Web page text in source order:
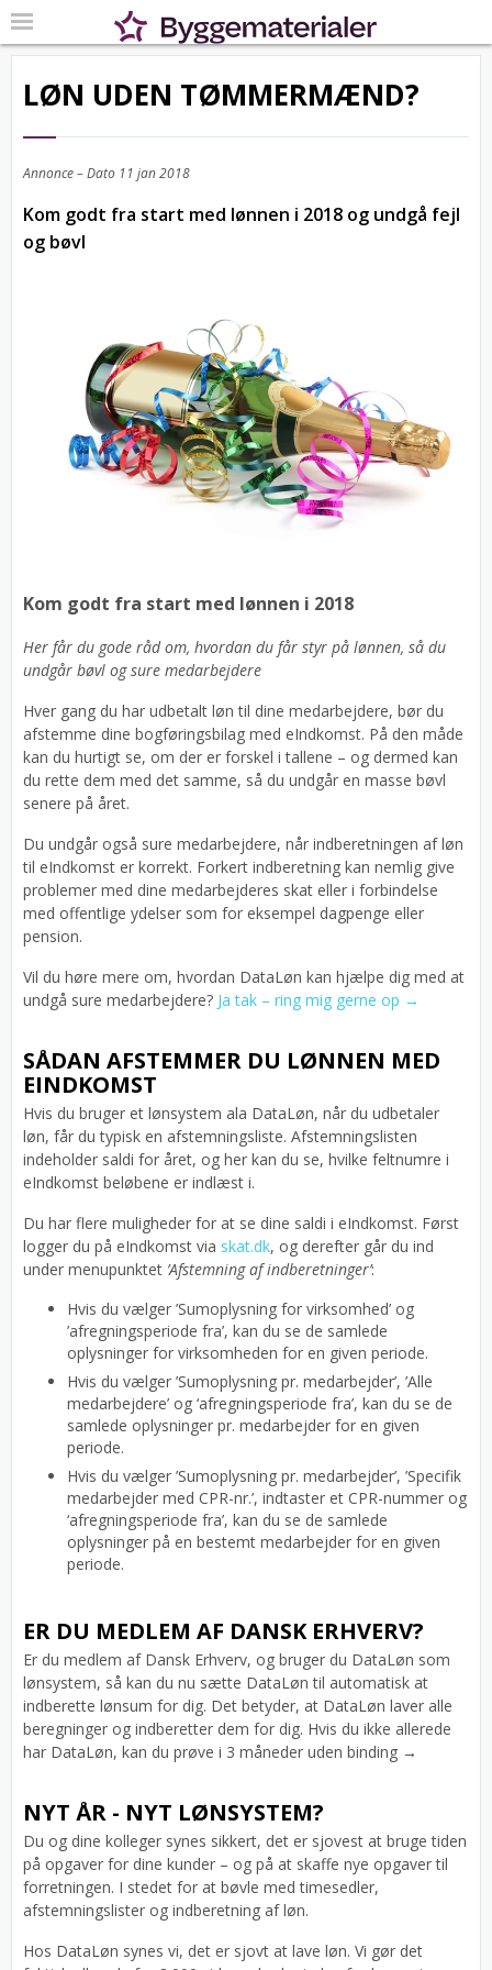
LØN UDEN TØMMERMÆND?
Annonce – Dato 11 jan 2018
Kom godt fra start med lønnen i 2018 og undgå fejl
og bøvl
Kom godt fra start med lønnen i 2018
Her får du gode råd om, hvordan du får styr på lønnen, så du
undgår bøvl og sure medarbejdere
Hver gang du har udbetalt løn til dine medarbejdere, bør du
afstemme dine bogføringsbilag med eIndkomst. På den måde
kan du hurtigt se, om der er forskel i tallene – og dermed kan
du rette dem med det samme, så du undgår en masse bøvl
senere på året.
Du undgår også sure medarbejdere, når indberetningen af løn
til eIndkomst er korrekt. Forkert indberetning kan nemlig give
problemer med dine medarbejderes skat eller i forbindelse
med offentlige ydelser som for eksempel dagpenge eller
pension.
Vil du høre mere om, hvordan DataLøn kan hjælpe dig med at
undgå sure medarbejdere? Ja tak – ring mig gerne op →
SÅDAN AFSTEMMER DU LØNNEN MED
EINDKOMST
Hvis du bruger et lønsystem ala DataLøn, når du udbetaler
løn, får du typisk en afstemningsliste. Afstemningslisten
indeholder saldi for året, og her kan du se, hvilke feltnumre i
eIndkomst beløbene er indlæst i.
Du har flere muligheder for at se dine saldi i eIndkomst. Først
logger du på eIndkomst via skat.dk, og derefter går du ind
under menupunktet ’Afstemning af indberetninger’:
Hvis du vælger ’Sumoplysning for virksomhed’ og
’afregningsperiode fra’, kan du se de samlede
oplysninger for virksomheden for en given periode.
Hvis du vælger ’Sumoplysning pr. medarbejder’, ’Alle
medarbejdere’ og ‘afregningsperiode fra’, kan du se de
samlede oplysninger pr. medarbejder for en given
periode.
Hvis du vælger ’Sumoplysning pr. medarbejder’, ’Specifik
medarbejder med CPR-nr.’, indtaster et CPR-nummer og
‘afregningsperiode fra’, kan du se de samlede
oplysninger på en bestemt medarbejder for en given
periode.
ER DU MEDLEM AF DANSK ERHVERV?
Er du medlem af Dansk Erhverv, og bruger du DataLøn som
lønsystem, så kan du nu sætte DataLøn til automatisk at
indberette lønsum for dig. Det betyder, at DataLøn laver alle
beregninger og indberetter dem for dig. Hvis du ikke allerede
har DataLøn, kan du prøve i 3 måneder uden binding →
NYT ÅR - NYT LØNSYSTEM?
Du og dine kolleger synes sikkert, det er sjovest at bruge tiden
på opgaver for dine kunder – og på at skaffe nye opgaver til
forretningen. I stedet for at bøvle med timesedler,
afstemningslister og indberetning af løn.
Hos DataLøn synes vi, det er sjovt at lave løn. Vi gør det